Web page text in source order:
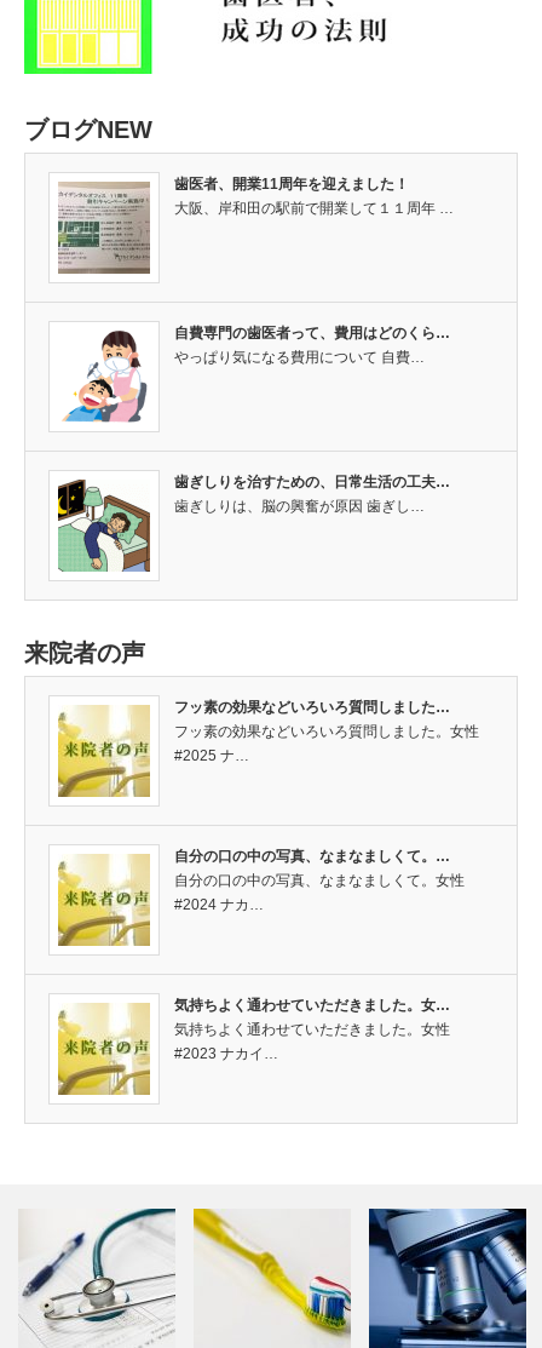
ブログNEW
歯医者、開業11周年を迎えました！
大阪、岸和田の駅前で開業して１１周年 …
自費専門の歯医者って、費用はどのくら…
やっぱり気になる費用について 自費…
歯ぎしりを治すための、日常生活の工夫…
歯ぎしりは、脳の興奮が原因 歯ぎし…
来院者の声
フッ素の効果などいろいろ質問しました…
フッ素の効果などいろいろ質問しました。女性
#2025 ナ…
自分の口の中の写真、なまなましくて。…
自分の口の中の写真、なまなましくて。女性
#2024 ナカ…
気持ちよく通わせていただきました。女…
気持ちよく通わせていただきました。女性
#2023 ナカイ…